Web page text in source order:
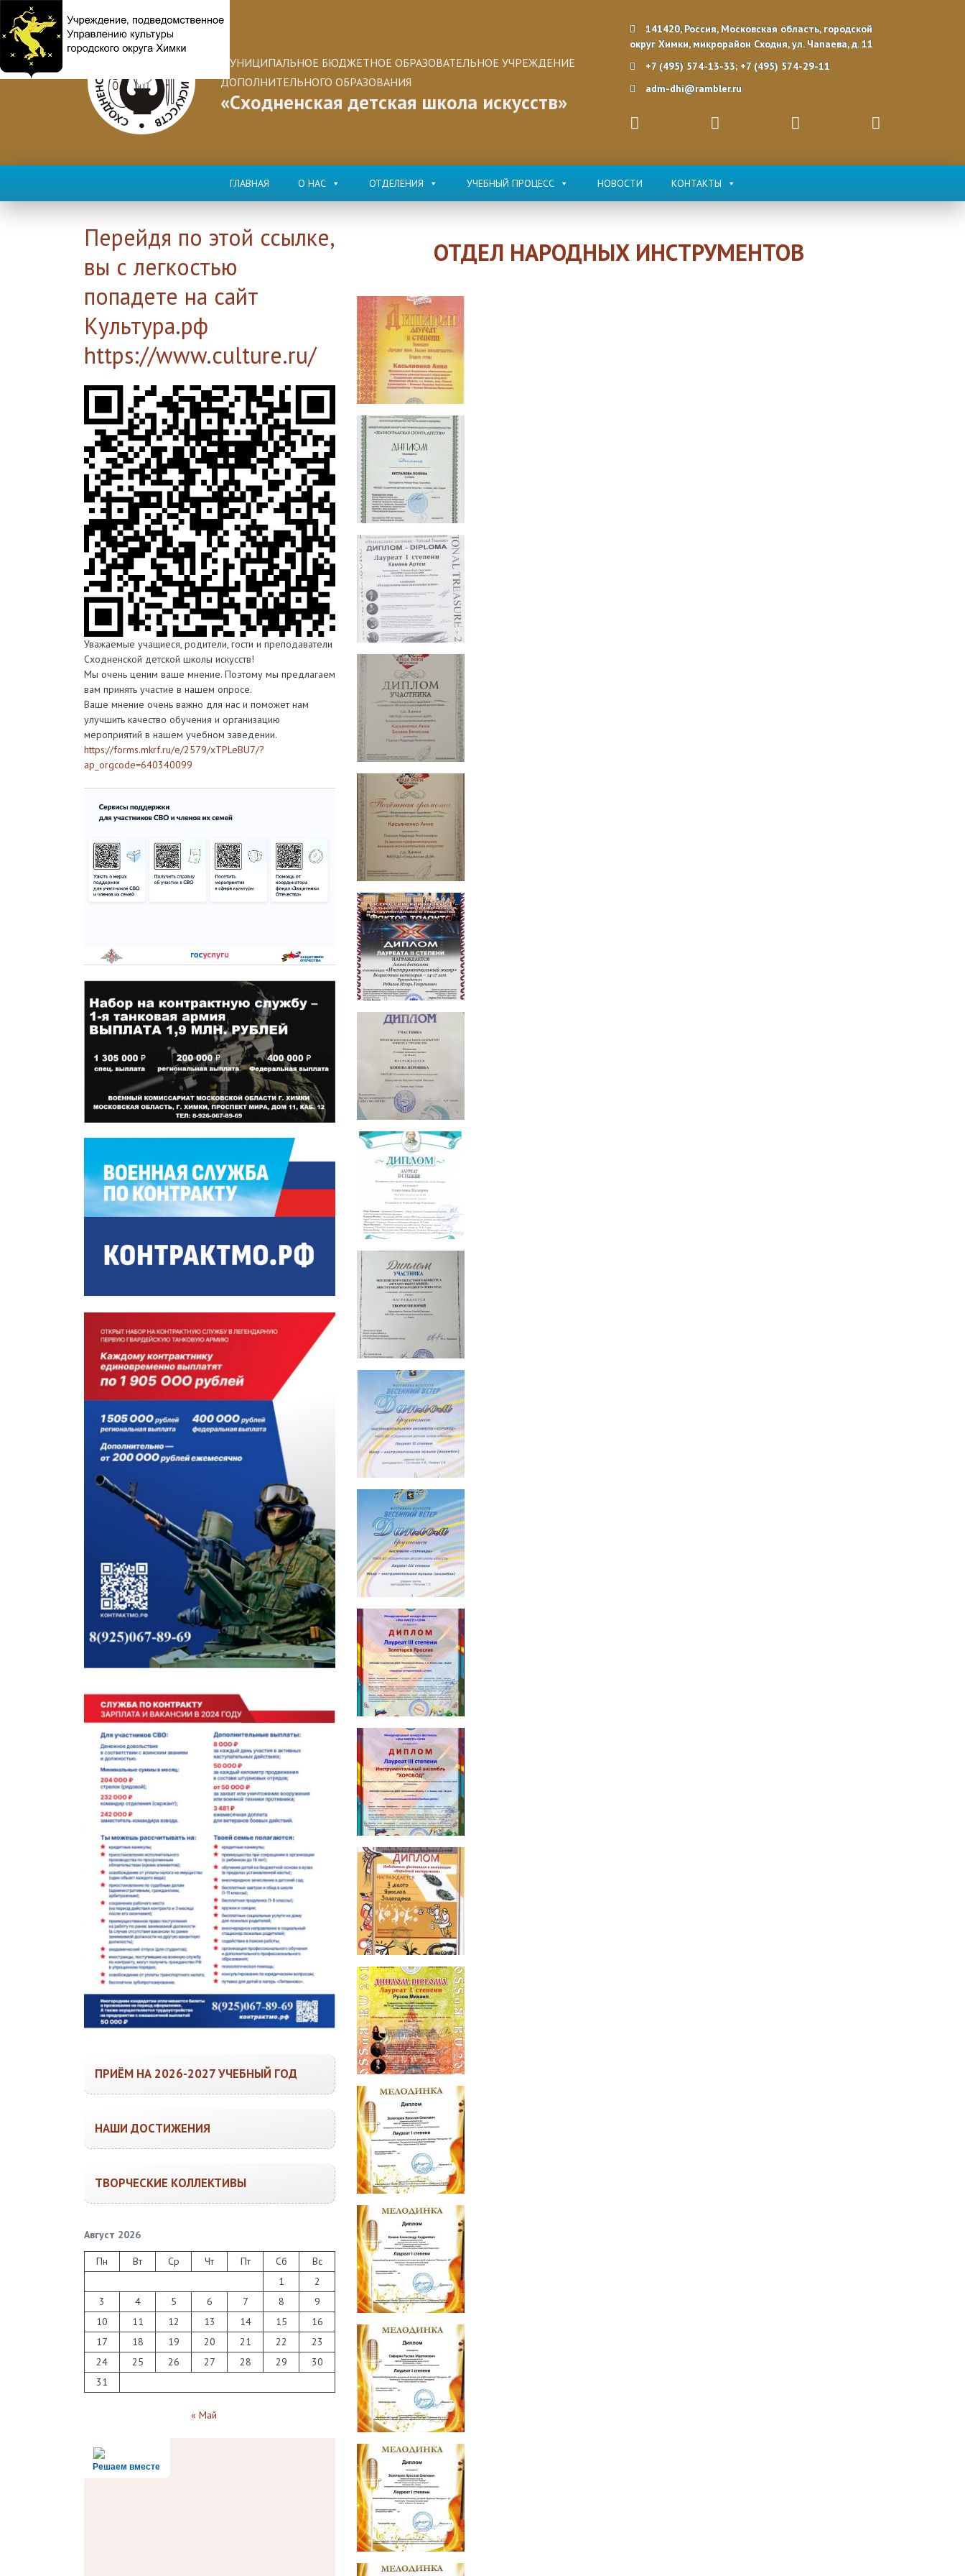
МУНИЦИПАЛЬНОЕ БЮДЖЕТНОЕ ОБРАЗОВАТЕЛЬНОЕ УЧРЕЖДЕНИЕ
ДОПОЛНИТЕЛЬНОГО ОБРАЗОВАНИЯ
«Сходненская детская школа искусств»
141420, Россия, Московская область, городской
округ Химки, микрорайон Сходня, ул. Чапаева, д. 11
+7 (495) 574-13-33; +7 (495) 574-29-11
adm-dhi@rambler.ru
ГЛАВНАЯ О НАС ОТДЕЛЕНИЯ УЧЕБНЫЙ ПРОЦЕСС НОВОСТИ КОНТАКТЫ
ОТДЕЛ НАРОДНЫХ ИНСТРУМЕНТОВ
Перейдя по этой ссылке,
вы с легкостью
попадете на сайт
Культура.рф
https://www.culture.ru/
Уважаемые учащиеся, родители, гости и преподаватели
Сходненской детской школы искусств!
Мы очень ценим ваше мнение. Поэтому мы предлагаем
вам принять участие в нашем опросе.
Ваше мнение очень важно для нас и поможет нам
улучшить качество обучения и организацию
мероприятий в нашем учебном заведении.
https://forms.mkrf.ru/e/2579/xTPLeBU7/?
ap_orgcode=640340099
ПРИЁМ НА 2026-2027 УЧЕБНЫЙ ГОД
НАШИ ДОСТИЖЕНИЯ
ТВОРЧЕСКИЕ КОЛЛЕКТИВЫ
Август 2026
Пн Вт Ср Чт Пт Сб
Вс
1
2
3
4 5 6 7 8
9
10
11 12 13 14 15
16
17
18 19 20 21 22
23
24
25 26 27 28 29
30
31
« Май
Решаем вместе